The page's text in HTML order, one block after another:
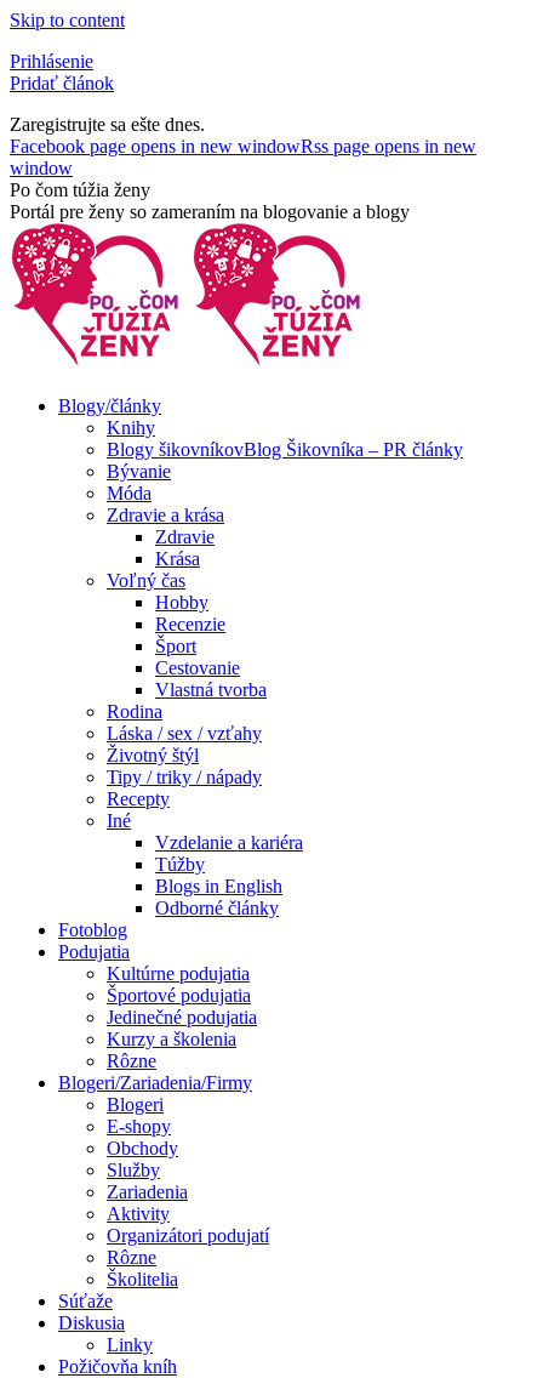
Skip to content
Prihlásenie
Pridať článok
Zaregistrujte sa ešte dnes.
Facebook page opens in new windowRss page opens in new
window
Po čom túžia ženy
Portál pre ženy so zameraním na blogovanie a blogy
Blogy/články
Knihy
Blogy šikovníkovBlog Šikovníka – PR články
Bývanie
Móda
Zdravie a krása
Zdravie
Krása
Voľný čas
Hobby
Recenzie
Šport
Cestovanie
Vlastná tvorba
Rodina
Láska / sex / vzťahy
Životný štýl
Tipy / triky / nápady
Recepty
Iné
Vzdelanie a kariéra
Túžby
Blogs in English
Odborné články
Fotoblog
Podujatia
Kultúrne podujatia
Športové podujatia
Jedinečné podujatia
Kurzy a školenia
Rôzne
Blogeri/Zariadenia/Firmy
Blogeri
E-shopy
Obchody
Služby
Zariadenia
Aktivity
Organizátori podujatí
Rôzne
Školitelia
Súťaže
Diskusia
Linky
Požičovňa kníh